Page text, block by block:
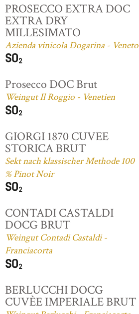
PROSECCO EXTRA DOC
EXTRA DRY
MILLESIMATO
Azienda vinicola Dogarina - Veneto
Prosecco DOC Brut
Weingut Il Roggio - Venetien
GIORGI 1870 CUVEE
STORICA BRUT
Sekt nach klassischer Methode 100
% Pinot Noir
CONTADI CASTALDI
DOCG BRUT
Weingut Contadi Castaldi -
Franciacorta
BERLUCCHI DOCG
CUVÈE IMPERIALE BRUT